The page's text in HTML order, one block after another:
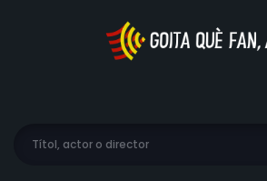
l'esquilada dels xais; en les relacions
amb la natura, i en la preocupació